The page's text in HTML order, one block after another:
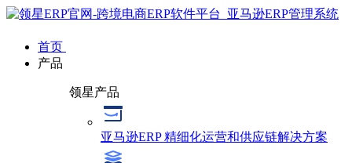
首页
产品
领星产品
亚马逊ERP精细化运营和供应链解决方案